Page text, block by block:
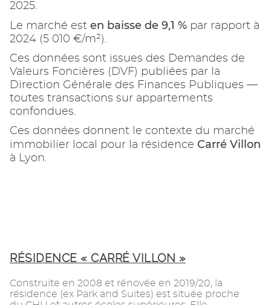
2025.
Le marché est en baisse de 9,1 % par rapport à
2024 (5 010 €/m²).
Ces données sont issues des Demandes de
Valeurs Foncières (DVF) publiées par la
Direction Générale des Finances Publiques —
toutes transactions sur appartements
confondues.
Ces données donnent le contexte du marché
immobilier local pour la résidence Carré Villon
à Lyon.
RÉSIDENCE « CARRÉ VILLON »
Construite en 2008 et rénovée en 2019/20, la
résidence (ex Park and Suites) est située proche